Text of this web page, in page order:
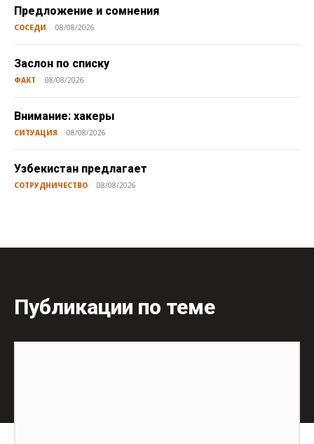
Предложение и сомнения
СОСЕДИ 08/08/2026
Заслон по списку
ФАКТ 08/08/2026
Внимание: хакеры
СИТУАЦИЯ 08/08/2026
Узбекистан предлагает
СОТРУДНИЧЕСТВО 08/08/2026
Публикации по теме